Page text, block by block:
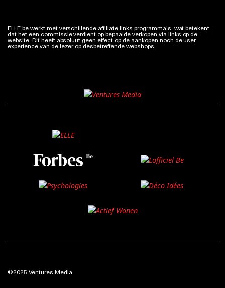
ELLE.be werkt met verschillende affiliate links programma’s, wat betekent
dat het een commissie verdient op bepaalde verkopen via links op de
website. Dit heeft absoluut geen effect op de aankopen noch de user
experience van de lezer op desbetreffende webshops.
©2025 Ventures Media